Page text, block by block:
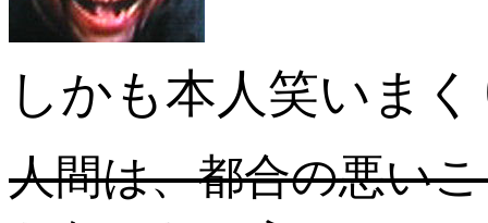
しかも本人笑いま
人間は、都合の悪い